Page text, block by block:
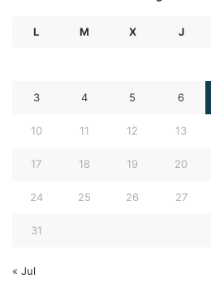
L M X J
3 4 5 6
10 11 12 13
17 18 19 20
24 25 26 27
31
« Jul